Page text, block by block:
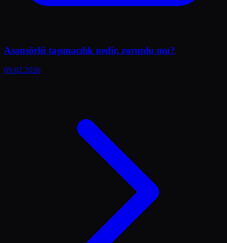
Asansörlü taşımacılık nedir, zorunlu mu?
09.02.2026